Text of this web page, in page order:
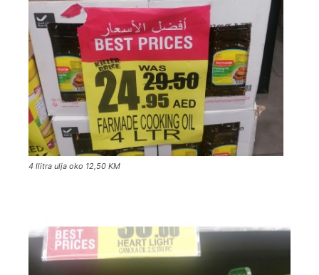
4 llitra ulja oko 12,50 KM